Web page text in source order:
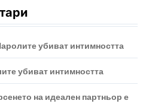
убиват интимността
убиват интимността
на идеален партньор е